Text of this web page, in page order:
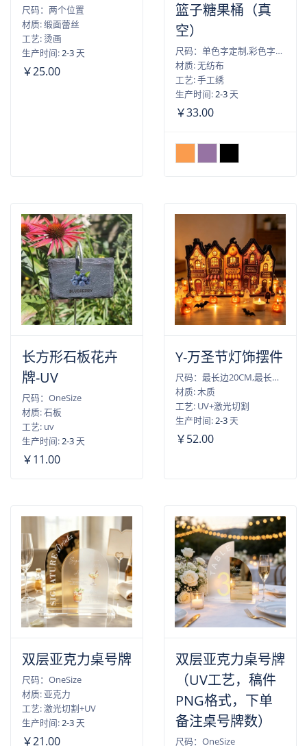
尺码：两个位置
材质: 缎面蕾丝
工艺: 烫画
生产时间:2-3天
￥25.00
篮子糖果桶（真
空）
尺码：单色字定制,彩色字定制
材质: 无纺布
工艺: 手工绣
生产时间:2-3天
￥33.00
长方形石板花卉
牌-UV
尺码：OneSize
材质: 石板
工艺: uv
生产时间:2-3天
￥11.00
Y-万圣节灯饰摆件
尺码：最长边20CM,最长边25CM,最长边30CM
材质: 木质
工艺: UV+激光切割
生产时间:2-3天
￥52.00
双层亚克力桌号牌
尺码：OneSize
材质: 亚克力
工艺: 激光切割+UV
生产时间:2-3天
￥21.00
双层亚克力桌号牌
（UV工艺，稿件
PNG格式，下单
备注桌号牌数）
尺码：OneSize